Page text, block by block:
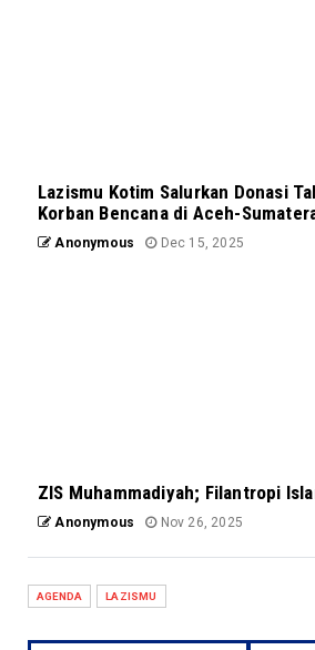
Lazismu Kotim Salurkan Donasi
Korban Bencana di Aceh-
Anonymous Dec 15, 2025
ZIS Muhammadiyah; Filantropi
Anonymous Nov 26, 2025
AGENDA LAZISMU